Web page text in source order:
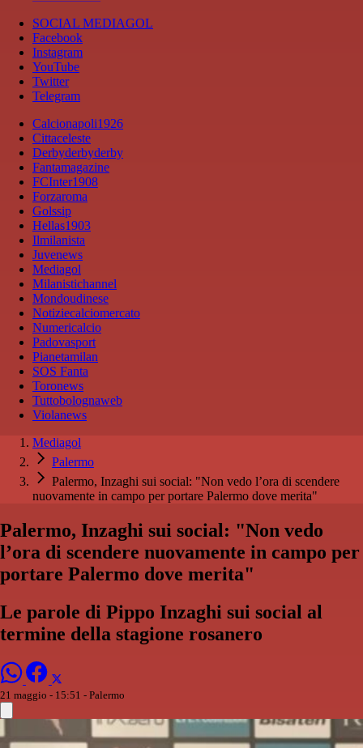
SOCIAL MEDIAGOL
Facebook
Instagram
YouTube
Twitter
Telegram
Calcionapoli1926
Cittaceleste
Derbyderbyderby
Fantamagazine
FCInter1908
Forzaroma
Golssip
Hellas1903
Ilmilanista
Juvenews
Mediagol
Milanistichannel
Mondoudinese
Notiziecalciomercato
Numericalcio
Padovasport
Pianetamilan
SOS Fanta
Toronews
Tuttobolognaweb
Violanews
Mediagol
Palermo
Palermo, Inzaghi sui social: "Non vedo l’ora di scendere
nuovamente in campo per portare Palermo dove merita"
Palermo, Inzaghi sui social: "Non vedo
l’ora di scendere nuovamente in campo per
portare Palermo dove merita"
Le parole di Pippo Inzaghi sui social al
termine della stagione rosanero
21 maggio - 15:51 - Palermo